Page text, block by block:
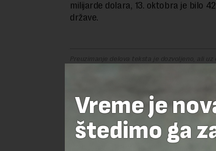
milijarde dolara, 13. oktobra je bilo
države.
Preuzimanje delova teksta je dozvoljeno, ali
OSTAVITE ODGOVOR
Vreme je
štedimo ga